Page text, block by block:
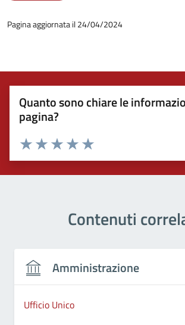
Pagina aggiornata il 24/04/2024
Quanto sono chiare le
pagina?
Valuta 5 stelle su 5
Valuta 4 stelle su 5
Valuta 3 stelle su 5
Valuta 2 stelle su 5
Valuta 1 stelle su 5
Contenuti
Amministrazione
Ufficio Unico